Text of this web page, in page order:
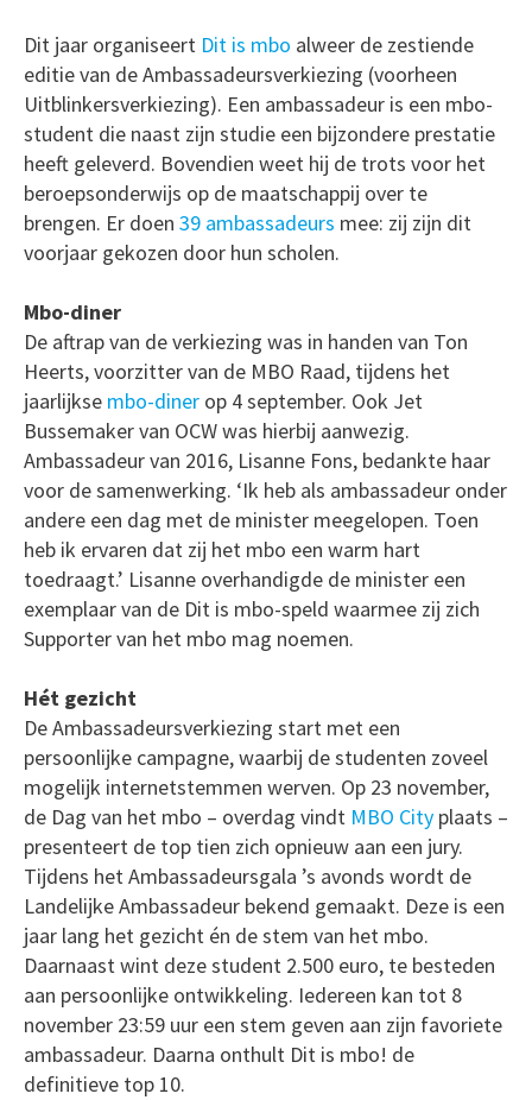
Dit jaar organiseert Dit is mbo alweer de zestiende
editie van de Ambassadeursverkiezing (voorheen
Uitblinkersverkiezing). Een ambassadeur is een mbo-
student die naast zijn studie een bijzondere prestatie
heeft geleverd. Bovendien weet hij de trots voor het
beroepsonderwijs op de maatschappij over te
brengen. Er doen 39 ambassadeurs mee: zij zijn dit
voorjaar gekozen door hun scholen.
Mbo-diner
De aftrap van de verkiezing was in handen van Ton
Heerts, voorzitter van de MBO Raad, tijdens het
jaarlijkse mbo-diner op 4 september. Ook Jet
Bussemaker van OCW was hierbij aanwezig.
Ambassadeur van 2016, Lisanne Fons, bedankte haar
voor de samenwerking. ‘Ik heb als ambassadeur onder
andere een dag met de minister meegelopen. Toen
heb ik ervaren dat zij het mbo een warm hart
toedraagt.’ Lisanne overhandigde de minister een
exemplaar van de Dit is mbo-speld waarmee zij zich
Supporter van het mbo mag noemen.
Hét gezicht
De Ambassadeursverkiezing start met een
persoonlijke campagne, waarbij de studenten zoveel
mogelijk internetstemmen werven. Op 23 november,
de Dag van het mbo – overdag vindt MBO City plaats –
presenteert de top tien zich opnieuw aan een jury.
Tijdens het Ambassadeursgala ’s avonds wordt de
Landelijke Ambassadeur bekend gemaakt. Deze is een
jaar lang het gezicht én de stem van het mbo.
Daarnaast wint deze student 2.500 euro, te besteden
aan persoonlijke ontwikkeling. Iedereen kan tot 8
november 23:59 uur een stem geven aan zijn favoriete
ambassadeur. Daarna onthult Dit is mbo! de
definitieve top 10.